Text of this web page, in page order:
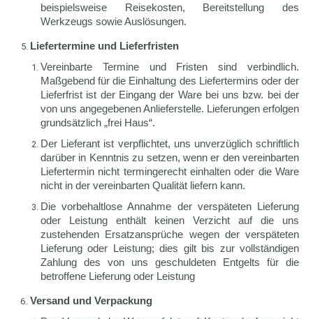
beispielsweise Reisekosten, Bereitstellung des
Werkzeugs sowie Auslösungen.
Liefertermine und Lieferfristen
Vereinbarte Termine und Fristen sind verbindlich.
Maßgebend für die Einhaltung des Liefertermins oder der
Lieferfrist ist der Eingang der Ware bei uns bzw. bei der
von uns angegebenen Anlieferstelle. Lieferungen erfolgen
grundsätzlich „frei Haus“.
Der Lieferant ist verpflichtet, uns unverzüglich schriftlich
darüber in Kenntnis zu setzen, wenn er den vereinbarten
Liefertermin nicht termingerecht einhalten oder die Ware
nicht in der vereinbarten Qualität liefern kann.
Die vorbehaltlose Annahme der verspäteten Lieferung
oder Leistung enthält keinen Verzicht auf die uns
zustehenden Ersatzansprüche wegen der verspäteten
Lieferung oder Leistung; dies gilt bis zur vollständigen
Zahlung des von uns geschuldeten Entgelts für die
betroffene Lieferung oder Leistung
Versand und Verpackung